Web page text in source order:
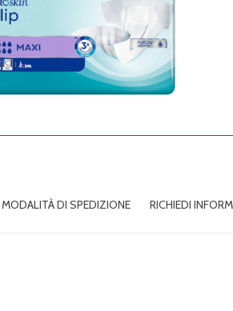
MODALITÀ DI SPEDIZIONE RICHIEDI